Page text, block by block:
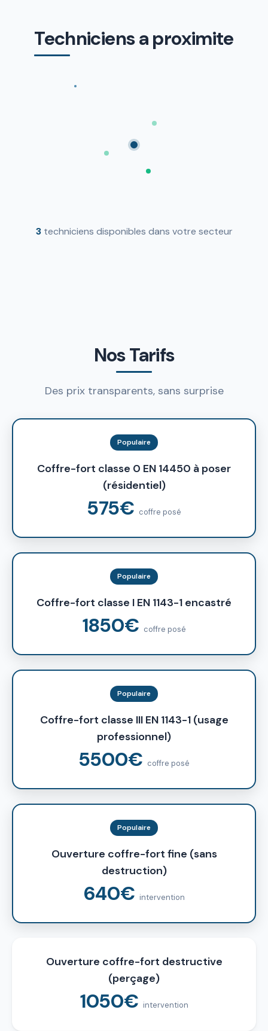
Techniciens a proximite
3techniciens disponibles dans votre secteur
Nos Tarifs
Des prix transparents, sans surprise
Populaire
Coffre-fort classe 0 EN 14450 à poser
(résidentiel)
575€ coffre posé
Populaire
Coffre-fort classe I EN 1143-1 encastré
1850€ coffre posé
Populaire
Coffre-fort classe III EN 1143-1 (usage
professionnel)
5500€ coffre posé
Populaire
Ouverture coffre-fort fine (sans
destruction)
640€ intervention
Ouverture coffre-fort destructive
(perçage)
1050€ intervention